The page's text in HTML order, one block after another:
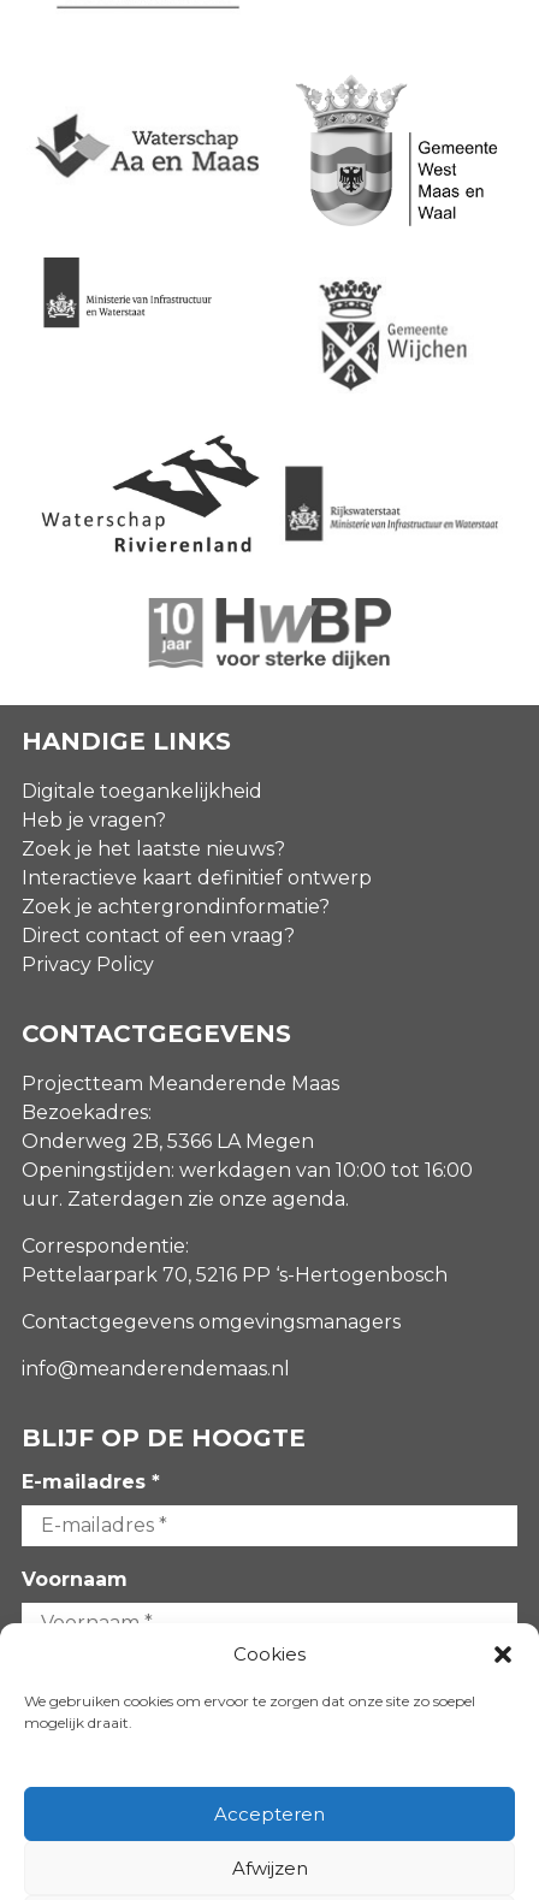
Cookies
We gebruiken cookies om ervoor te zorgen dat onze site zo soepel
mogelijk draait.
Accepteren
Afwijzen
HANDIGE LINKS
Digitale toegankelijkheid
Heb je vragen?
Zoek je het laatste nieuws?
Interactieve kaart definitief ontwerp
Zoek je achtergrondinformatie?
Direct contact of een vraag?
Privacy Policy
CONTACTGEGEVENS
Projectteam Meanderende Maas
Bezoekadres:
Onderweg 2B, 5366 LA Megen
Openingstijden: werkdagen van 10:00 tot 16:00
uur. Zaterdagen zie onze agenda.
Correspondentie:
Pettelaarpark 70, 5216 PP ‘s-Hertogenbosch
Contactgegevens omgevingsmanagers
info@meanderendemaas.nl
BLIJF OP DE HOOGTE
E-mailadres *
Voornaam
VOLG ONS OP: